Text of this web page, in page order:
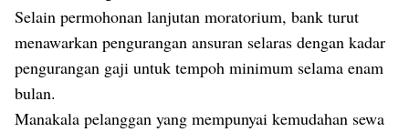
Selain permohonan lanjutan moratorium, bank turut
menawarkan pengurangan ansuran selaras dengan kadar
pengurangan gaji untuk tempoh minimum selama enam
bulan.
Manakala pelanggan yang mempunyai kemudahan sewa